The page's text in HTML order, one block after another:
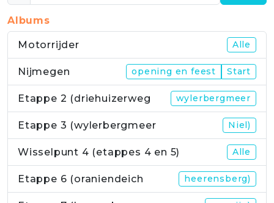
Albums
Motorrijder Alle
Nijmegen opening en feest Start
Etappe 2 (driehuizerweg wylerbergmeer
Etappe 3 (wylerbergmeer Niel)
Wisselpunt 4 (etappes 4 en 5) Alle
Etappe 6 (oraniendeich heerensberg)